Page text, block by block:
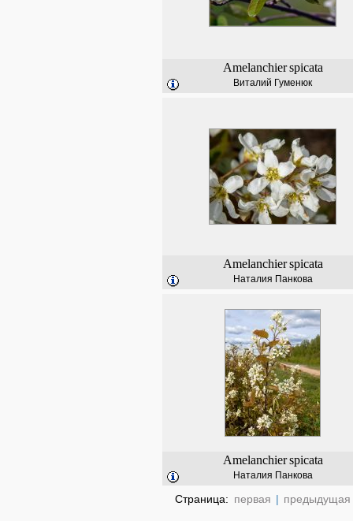
Amelanchier spicata
Виталий Гуменюк
Amelanchier spicata
Наталия Панкова
Amelanchier spicata
Наталия Панкова
Страница: первая | предыдущая